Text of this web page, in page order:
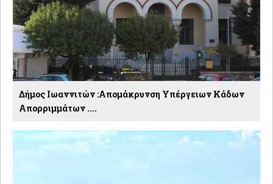
Δήμος Ιωαννιτών :Απομάκρυνση Υπέργειων Κάδων
Απορριμμάτων ....